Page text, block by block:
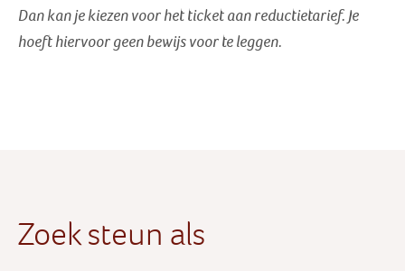
Dan kan je kiezen voor het ticket aan reductietarief. Je
hoeft hiervoor geen bewijs voor te leggen.
Zoek steun als